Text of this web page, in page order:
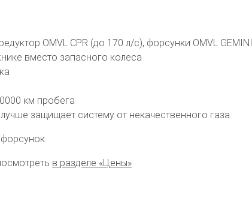
OMVL CPR (до 170 л/с), форсунки OMVL GEMINI
вместо запасного колеса
км пробега
защищает систему от некачественного газа.
в разделе «Цены»